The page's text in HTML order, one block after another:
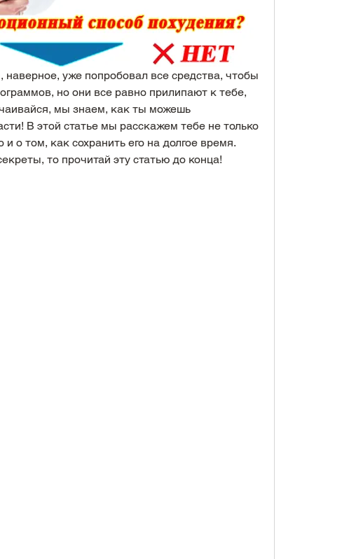
наверное, уже попробовал все средства, чтобы
но они все равно прилипают к тебе,
мы знаем, как ты можешь
В этой статье мы расскажем тебе не только
и о том, как сохранить его на долгое время.
то прочитай эту статью до конца!